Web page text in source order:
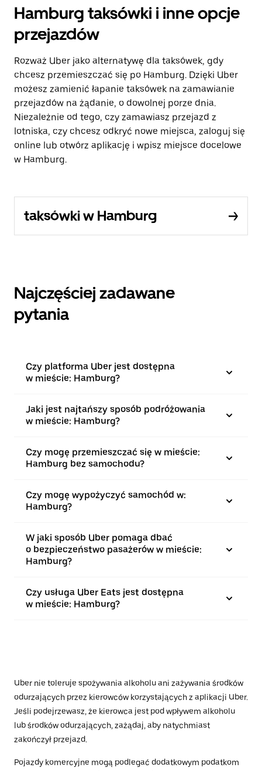
Hamburg taksówki i inne opcje
przejazdów
Rozważ Uber jako alternatywę dla taksówek, gdy
chcesz przemieszczać się po Hamburg. Dzięki Uber
możesz zamienić łapanie taksówek na zamawianie
przejazdów na żądanie, o dowolnej porze dnia.
Niezależnie od tego, czy zamawiasz przejazd z
lotniska, czy chcesz odkryć nowe miejsca, zaloguj się
online lub otwórz aplikację i wpisz miejsce docelowe
w Hamburg.
taksówki w Hamburg
Najczęściej zadawane
pytania
Czy platforma Uber jest dostępna
w mieście: Hamburg?
Jaki jest najtańszy sposób podróżowania
w mieście: Hamburg?
Czy mogę przemieszczać się w mieście:
Hamburg bez samochodu?
Czy mogę wypożyczyć samochód w:
Hamburg?
W jaki sposób Uber pomaga dbać
o bezpieczeństwo pasażerów w mieście:
Hamburg?
Czy usługa Uber Eats jest dostępna
w mieście: Hamburg?
Uber nie toleruje spożywania alkoholu ani zażywania środków
odurzających przez kierowców korzystających z aplikacji Uber.
Jeśli podejrzewasz, że kierowca jest pod wpływem alkoholu
lub środków odurzających, zażądaj, aby natychmiast
zakończył przejazd.
Pojazdy komercyjne mogą podlegać dodatkowym podatkom